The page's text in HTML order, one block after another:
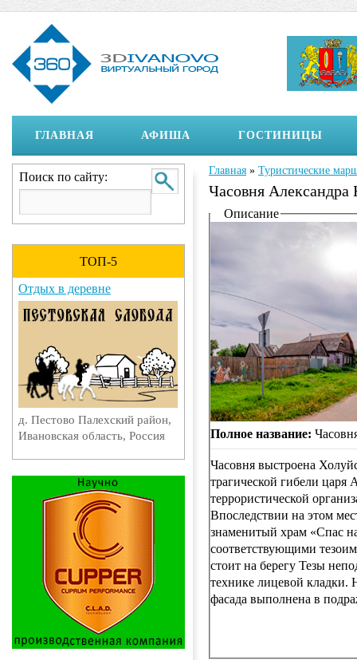
ГЛАВНАЯ АФИША ГОСТИНИЦЫ
Вы здесь
Главная » Туристические
Часовня Александра
Отображение на
Описание
Полное название:
Часовня выстроена
трагической гибели царя
террористической
Впоследствии на этом
знаменитый храм «Спас
соответствующими
стоит на берегу Тезы
технике лицевой кладки.
фасада выполнена в
Поиск по сайту:
ТОП-5
Отдых в деревне
д. Пестово Палехский район,
Ивановская область, Россия